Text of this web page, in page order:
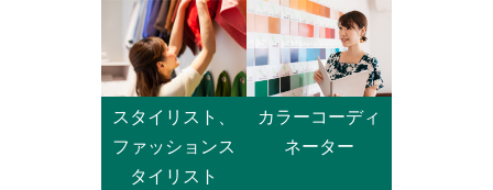
スタイリスト、
ファッションス
タイリスト
カラーコーディ
ネーター